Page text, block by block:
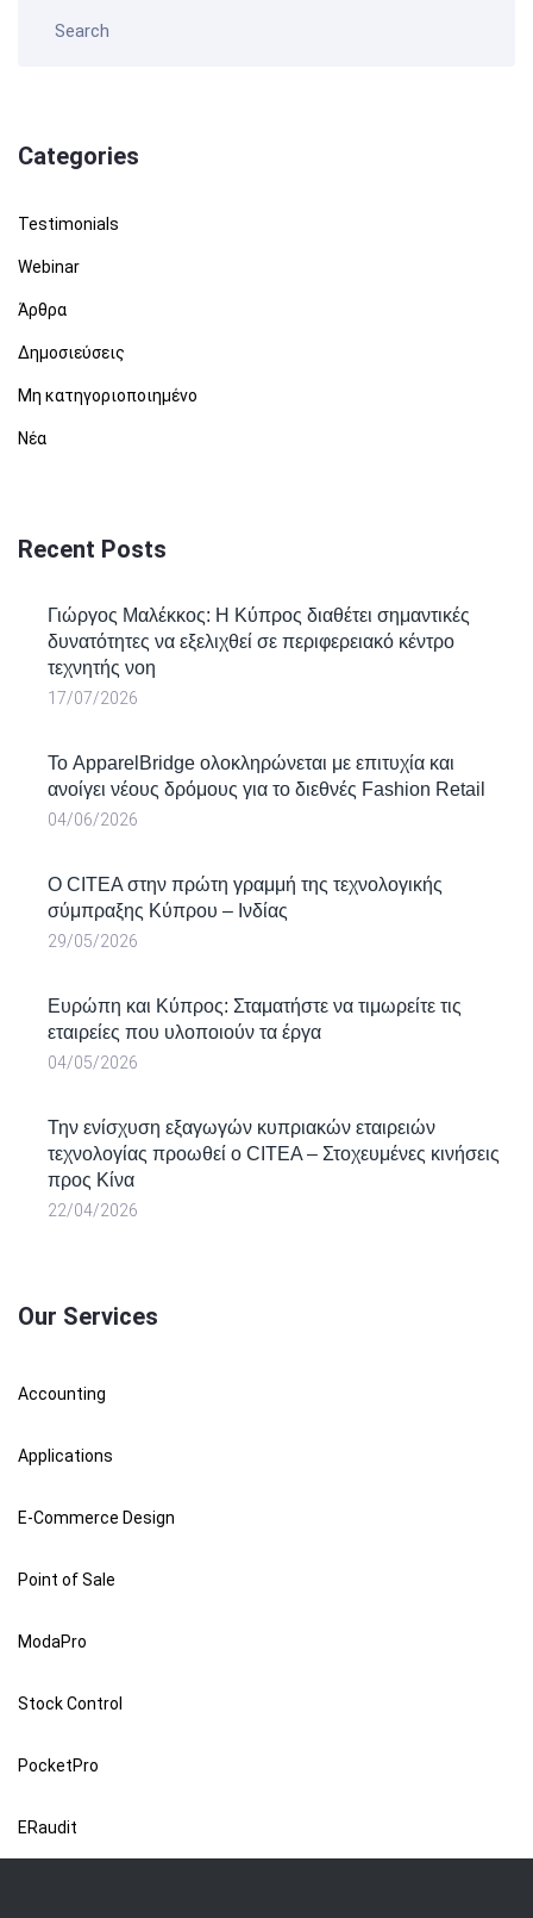
Categories
Testimonials
Webinar
Άρθρα
Δημοσιεύσεις
Μη κατηγοριοποιημένο
Νέα
Recent Posts
Γιώργος Μαλέκκος: Η Κύπρος διαθέτει σημαντικές
δυνατότητες να εξελιχθεί σε περιφερειακό κέντρο
τεχνητής νοη
17/07/2026
Το ApparelBridge ολοκληρώνεται με επιτυχία και
ανοίγει νέους δρόμους για το διεθνές Fashion Retail
04/06/2026
Ο CITEA στην πρώτη γραμμή της τεχνολογικής
σύμπραξης Κύπρου – Ινδίας
29/05/2026
Ευρώπη και Κύπρος: Σταματήστε να τιμωρείτε τις
εταιρείες που υλοποιούν τα έργα
04/05/2026
Την ενίσχυση εξαγωγών κυπριακών εταιρειών
τεχνολογίας προωθεί ο CITEA – Στοχευμένες κινήσεις
προς Κίνα
22/04/2026
Our Services
Accounting
Applications
E-Commerce Design
Point of Sale
ModaPro
Stock Control
PocketPro
ERaudit